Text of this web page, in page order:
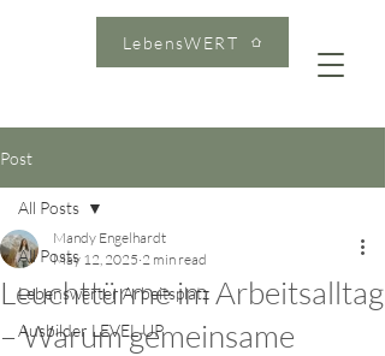
LebensWERT
Post
All Posts
Lebenswerter Arbeitsplatz
Ausbilder LEVEL UP
All Posts
Leuchttürme im Arbeitsalltag
– Warum gemeinsame
Mandy Engelhardt
May 12, 2025 2 min read